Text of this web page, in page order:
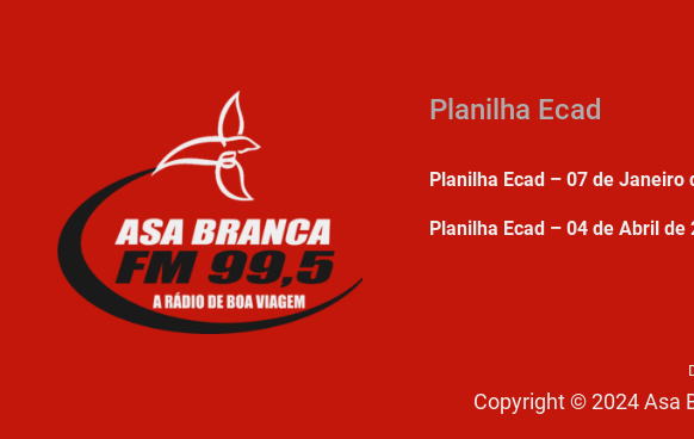
Planilha Ecad
Planilha Ecad – 07 de Janeiro
Planilha Ecad – 04 de Abril de
Copyright © 2024 Asa